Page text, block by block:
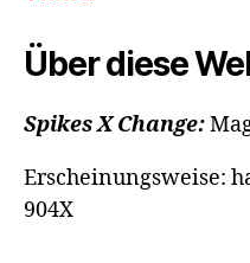
Über diese
Spikes X Change:
Erscheinungsweise:
904X